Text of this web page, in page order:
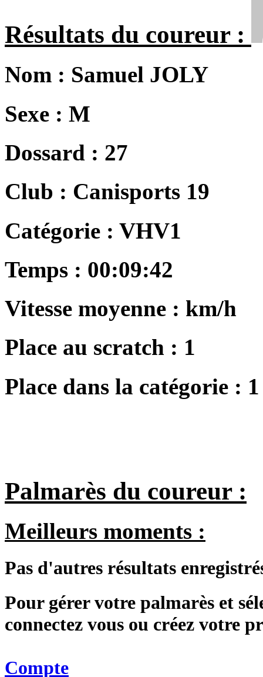
Résultats du coureur :
Nom : Samuel JOLY
Sexe : M
Dossard : 27
Club : Canisports 19
Catégorie : VHV1
Temps : 00:09:42
Vitesse moyenne : km/h
Place au scratch : 1
Place dans la catégorie : 1
Palmarès du coureur :
Meilleurs moments :
Pas d'autres résultats
Pour gérer votre palmarès et
connectez vous ou créez votre
Compte